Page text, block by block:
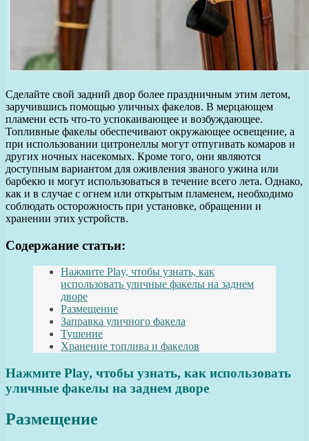
Сделайте свой задний двор более праздничным этим летом,
заручившись помощью уличных факелов. В мерцающем
пламени есть что-то успокаивающее и возбуждающее.
Топливные факелы обеспечивают окружающее освещение, а
при использовании цитронеллы могут отпугивать комаров и
других ночных насекомых. Кроме того, они являются
доступным вариантом для оживления званого ужина или
барбекю и могут использоваться в течение всего лета. Однако,
как и в случае с огнем или открытым пламенем, необходимо
соблюдать осторожность при установке, обращении и
хранении этих устройств.
Содержание статьи:
Нажмите Play, чтобы узнать, как
использовать уличные факелы на заднем
дворе
Размещение
Заправка уличного факела
Тушение
Хранение топлива и факелов
Нажмите Play, чтобы узнать, как использовать
уличные факелы на заднем дворе
Размещение